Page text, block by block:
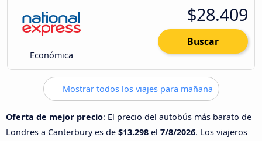
Económica
$28.409
Buscar
Mostrar todos los viajes para mañana
Oferta de mejor precio: El precio del autobús más barato de
Londres a Canterbury es de $13.298 el 7/8/2026. Los viajeros